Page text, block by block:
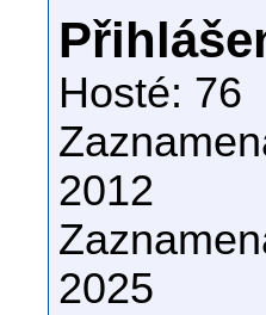
Hosté: 76
2012
2025